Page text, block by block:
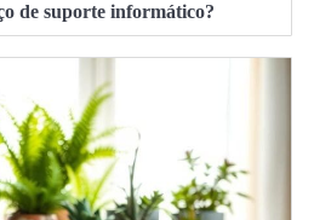
de suporte informático?